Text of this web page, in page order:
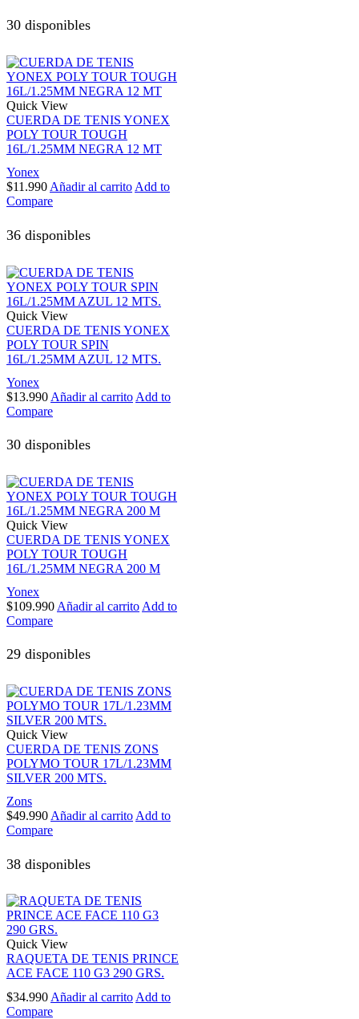
30 disponibles
Quick View
CUERDA DE TENIS YONEX
POLY TOUR TOUGH
16L/1.25MM NEGRA 12 MT
Yonex
$11.990Añadir al carritoAdd to
Compare
36 disponibles
Quick View
CUERDA DE TENIS YONEX
POLY TOUR SPIN
16L/1.25MM AZUL 12 MTS.
Yonex
$13.990 Añadir al carrito Add to
Compare
30 disponibles
Quick View
CUERDA DE TENIS YONEX
POLY TOUR TOUGH
16L/1.25MM NEGRA 200 M
Yonex
$109.990 Añadir al carrito Add to
Compare
29 disponibles
Quick View
CUERDA DE TENIS ZONS
POLYMO TOUR 17L/1.23MM
SILVER 200 MTS.
Zons
$49.990 Añadir al carrito Add to
Compare
38 disponibles
Quick View
RAQUETA DE TENIS PRINCE
ACE FACE 110 G3 290 GRS.
$34.990 Añadir al carrito Add to
Compare